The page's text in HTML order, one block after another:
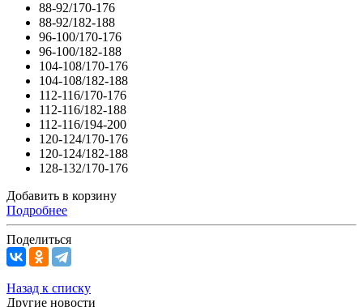
88-92/170-176
88-92/182-188
96-100/170-176
96-100/182-188
104-108/170-176
104-108/182-188
112-116/170-176
112-116/182-188
112-116/194-200
120-124/170-176
120-124/182-188
128-132/170-176
Добавить в корзину
Подробнее
Поделиться
Назад к списку
Другие новости